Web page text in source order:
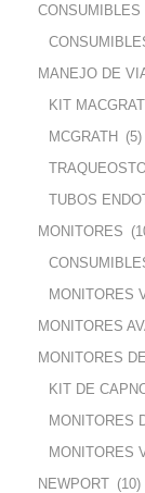
MANEJO DE
KIT
MCGRATH (5)
TUBOS
MONITORES
MONITORES
MONITORES
MONITORES
KIT DE
MONITORES
MONITORES
NEWPORT (10)